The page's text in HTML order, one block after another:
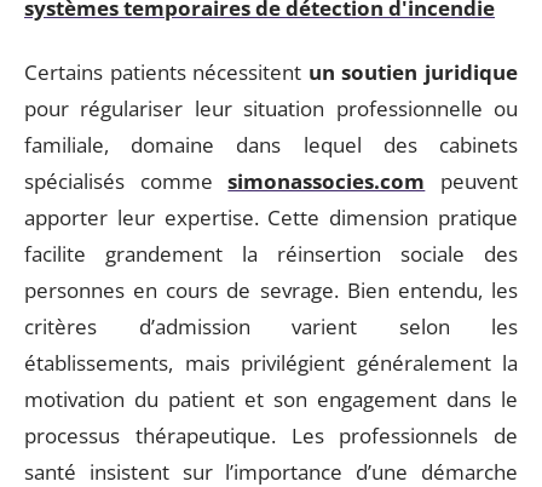
systèmes temporaires de détection d'incendie
Certains patients nécessitent un soutien juridique
pour régulariser leur situation professionnelle ou
familiale, domaine dans lequel des cabinets
spécialisés commesimonassocies.com peuvent
apporter leur expertise. Cette dimension pratique
facilite grandement la réinsertion sociale des
personnes en cours de sevrage. Bien entendu, les
critères d’admission varient selon les
établissements, mais privilégient généralement la
motivation du patient et son engagement dans le
processus thérapeutique. Les professionnels de
santé insistent sur l’importance d’une démarche